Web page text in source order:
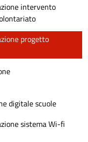
intervento
progetto
digitale scuole
sistema Wi-fi